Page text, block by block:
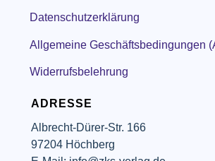
ADRESSE
Albrecht-Dürer-Str. 166
97204 Höchberg
Datenschutzerklärung
Allgemeine Geschäftsbedingungen
Widerrufsbelehrung